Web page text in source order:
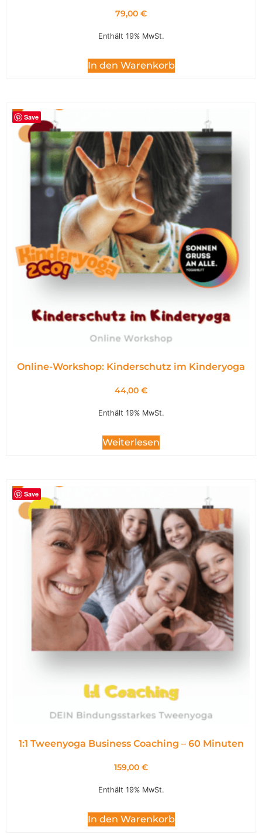
79,00 €
Enthält 19% MwSt.
In den Warenkorb
Save
Online-Workshop: Kinderschutz im Kinderyoga
44,00 €
Enthält 19% MwSt.
Weiterlesen
Save
1:1 Tweenyoga Business Coaching – 60 Minuten
159,00 €
Enthält 19% MwSt.
In den Warenkorb